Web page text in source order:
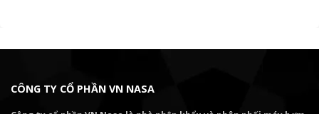
CÔNG TY CỔ PHẦN VN NASA